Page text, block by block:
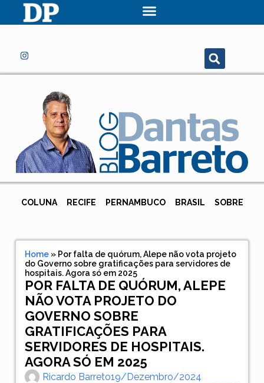
COLUNA RECIFE PERNAMBUCO BRASIL SOBRE
Home» Por falta de quórum, Alepe não vota projeto
do Governo sobre gratificações para servidores de
hospitais. Agora só em 2025
POR FALTA DE QUÓRUM, ALEPE
NÃO VOTA PROJETO DO
GOVERNO SOBRE
GRATIFICAÇÕES PARA
SERVIDORES DE HOSPITAIS.
AGORA SÓ EM 2025
Ricardo Barreto19/dezembro/2024